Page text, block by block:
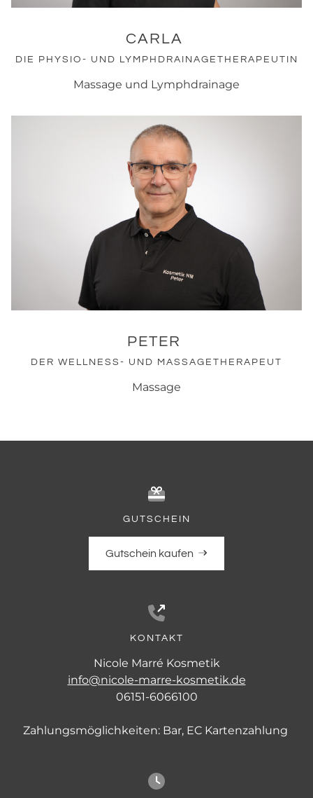
CARLA
DIE PHYSIO- UND LYMPHDRAINAGETHERAPEUTIN
Massage und Lymphdrainage
PETER
DER WELLNESS- UND MASSAGETHERAPEUT
Massage
KONTAKT
Nicole Marré Kosmetik
info@nicole-marre-kosmetik.de
06151-6066100
Zahlungsmöglichkeiten: Bar, EC Kartenzahlung
GUTSCHEIN
Gutschein kaufen